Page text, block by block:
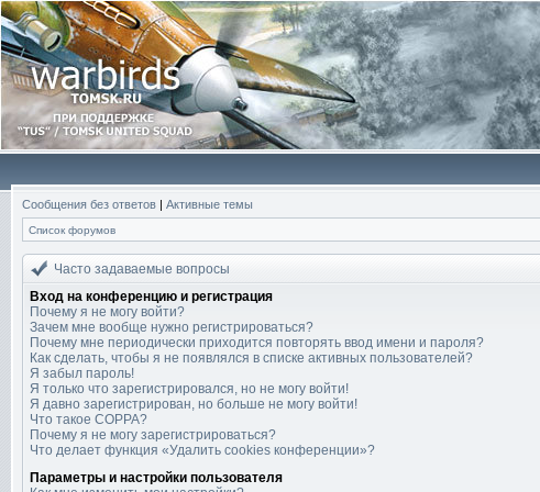
Сообщения без ответов | Активные темы
Список форумов
Часто задаваемые вопросы
Вход на конференцию и регистрация
Почему я не могу войти?
Зачем мне вообще нужно регистрироваться?
Почему мне периодически приходится повторять ввод имени и пароля?
Как сделать, чтобы я не появлялся в списке активных пользователей?
Я забыл пароль!
Я только что зарегистрировался, но не могу войти!
Я давно зарегистрирован, но больше не могу войти!
Что такое COPPA?
Почему я не могу зарегистрироваться?
Что делает функция «Удалить cookies конференции»?
Параметры и настройки пользователя